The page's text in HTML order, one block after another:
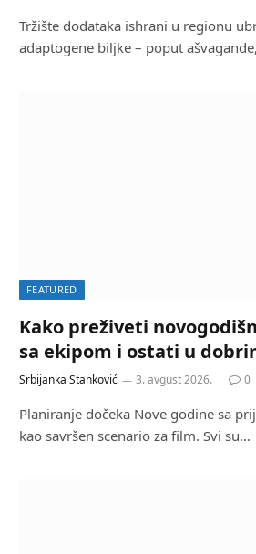
Tržište dodataka ishrani u regionu
adaptogene biljke – poput
FEATURED
Kako preživeti
sa ekipom i ostati u
Srbijanka Stanković 3. avgust 2026. 0
Planiranje dočeka Nove godine sa
kao savršen scenario za film. Svi su…